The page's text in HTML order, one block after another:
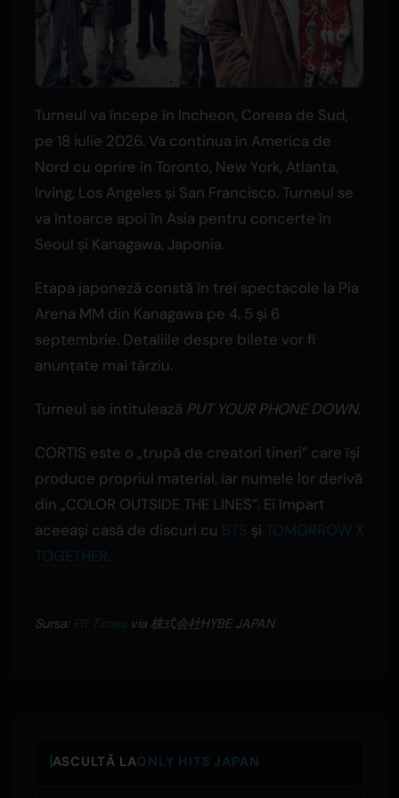
Turneul va începe în Incheon, Coreea de Sud,
pe 18 iulie 2026. Va continua în America de
Nord cu oprire în Toronto, New York, Atlanta,
Irving, Los Angeles și San Francisco. Turneul se
va întoarce apoi în Asia pentru concerte în
Seoul și Kanagawa, Japonia.
Etapa japoneză constă în trei spectacole la Pia
Arena MM din Kanagawa pe 4, 5 și 6
septembrie. Detaliile despre bilete vor fi
anunțate mai târziu.
Turneul se intitulează PUT YOUR PHONE DOWN.
CORTIS este o „trupă de creatori tineri” care își
produce propriul material, iar numele lor derivă
din „COLOR OUTSIDE THE LINES”. Ei împart
aceeași casă de discuri cu BTS și TOMORROW X
TOGETHER.
Sursa: PR Timesvia 株式会社HYBE JAPAN
ASCULTĂ LAONLY HITS JAPAN